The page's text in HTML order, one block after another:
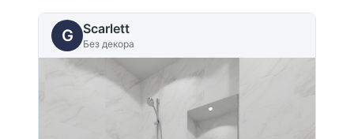
G Scarlett
Без декора